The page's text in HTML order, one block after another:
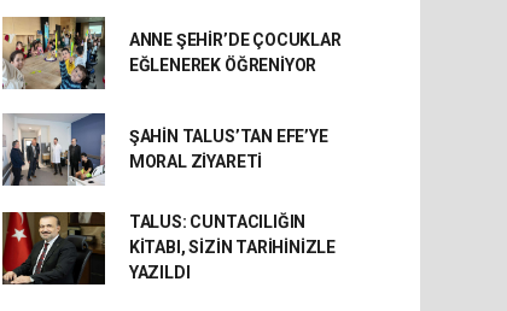
ANNE ŞEHİR’DE ÇOCUKLAR
EĞLENEREK ÖĞRENİYOR
ŞAHİN TALUS’TAN EFE’YE
MORAL ZİYARETİ
TALUS: CUNTACILIĞIN
KİTABI, SİZİN TARİHİNİZLE
YAZILDI